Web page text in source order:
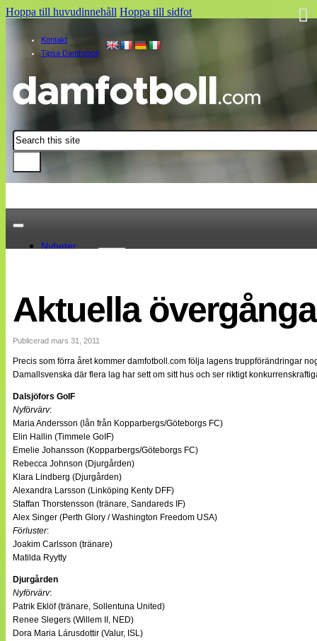
Hoppa till huvudinnehåll Hoppa till sidfot
Kontakt
Tipsa Damfotboll
Sök
Nyheter
Landslaget
EM 2013
Internationellt
Bildreportage
Bloggar
Lagen
Webb-TV
Medlemsbilder
Till klubbkassan
NÄTverket
Split vision
Om oss
Annonsera
Statistik
Tipsa Damfotboll
Aktuella
Publicerad mars 31, 2011
Precis som förra året kommer damfotboll.com följa lagens truppförändringar
Damallsvenska där flera lag har sett om sitt hus och ser riktigt
Dalsjöfors GoIF
Nyförvärv:
Maria Andersson (lån från Kopparbergs/Göteborgs FC)
Elin Hallin (Timmele GoIF)
Emelie Johansson (Kopparbergs/Göteborgs FC)
Rebecca Johnson (Djurgården)
Klara Lindberg (Djurgården)
Alexandra Larsson (Linköping Kenty DFF)
Staffan Thorstensson (tränare, Sandareds IF)
Alex Singer (Perth Glory / Washington Freedom USA)
Förluster:
Joakim Carlsson (tränare)
Matilda Ryytty
Djurgården
Nyförvärv:
Patrik Eklöf (tränare, Sollentuna United)
Renee Slegers (Willem II, NED)
Dora Maria Lárusdottir (Valur, ISL)